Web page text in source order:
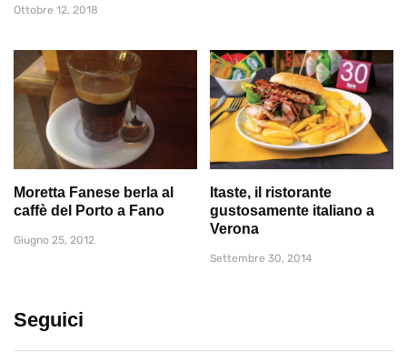
Ottobre 12, 2018
Moretta Fanese berla al
caffè del Porto a Fano
Giugno 25, 2012
Itaste, il ristorante
gustosamente italiano a
Verona
Settembre 30, 2014
Seguici